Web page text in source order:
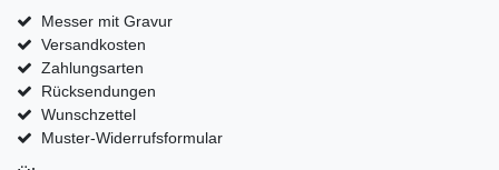
Messer mit Gravur
Versandkosten
Zahlungsarten
Rücksendungen
Wunschzettel
Muster-Widerrufsformular